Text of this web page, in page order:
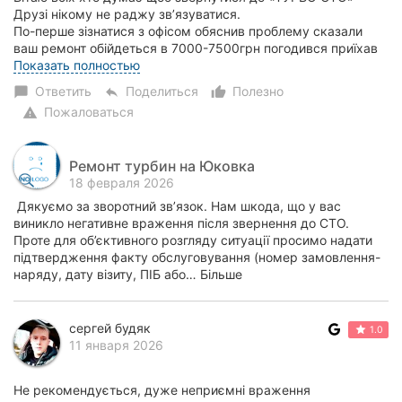
Друзі нікому не раджу звʼязуватися.
По-перше зізнатися з офісом обяснив проблему сказали
ваш ремонт обійдеться в 7000-7500грн погодився приїхав
розібрали два дні чекав на діагностику потім дзвонить м...
Показать полностью
chat_bubble Ответить reply Поделиться thumb_up_alt
Полезно
warning Пожаловаться
Ремонт турбин на Юковка
18 февраля 2026
Дякуємо за зворотний зв’язок. Нам шкода, що у вас
виникло негативне враження після звернення до СТО.
Проте для об’єктивного розгляду ситуації просимо надати
підтвердження факту обслуговування (номер замовлення-
наряду, дату візиту, ПІБ або… Більше
сергей будяк
11 января 2026
1.0
Не рекомендується, дуже неприємні враження